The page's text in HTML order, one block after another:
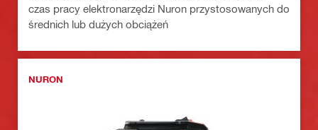
czas pracy elektronarzędzi Nuron przystosowanych do
średnich lub dużych obciążeń
NURON